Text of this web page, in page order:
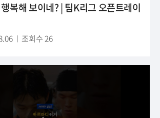
복해 보이네? | 팀K리그 오픈트레이
조회수 26